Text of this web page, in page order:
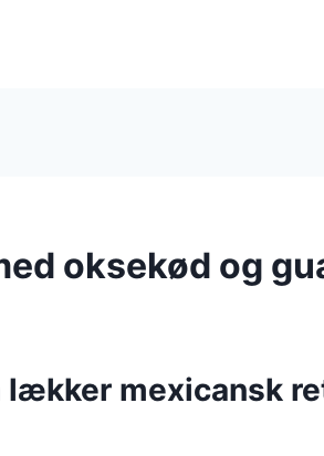
oksekød og
lækker mexicansk